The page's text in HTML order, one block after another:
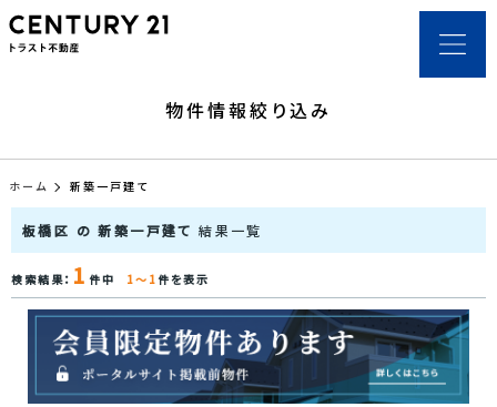
物件情報絞り込み
ホーム 新築一戸建て
板橋区 の 新築一戸建て結果一覧
検索結果： 1 件中 1～1件を表示